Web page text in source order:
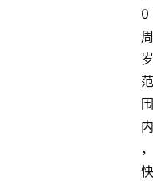
0
周
岁
范
围
内
，
快